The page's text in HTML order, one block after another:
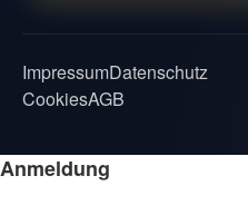
ImpressumDatenschutz
CookiesAGB
Anmeldung